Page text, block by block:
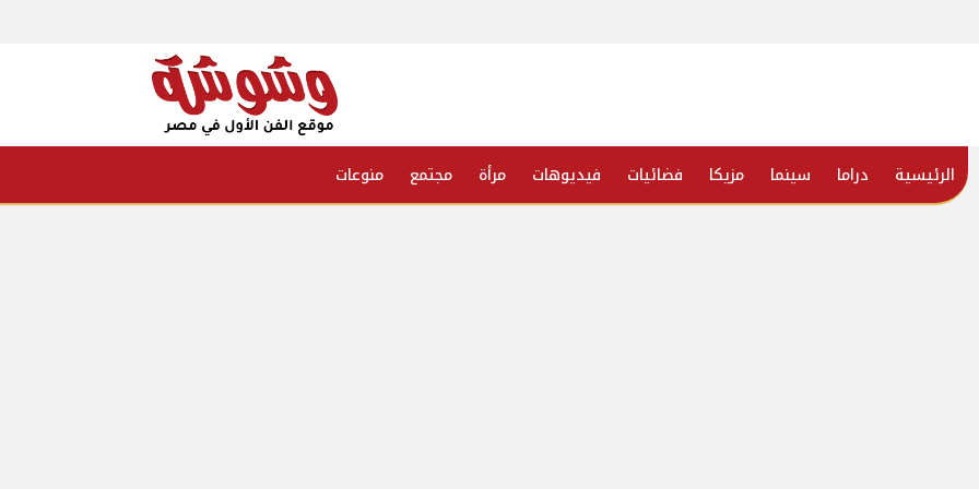
الرئيسية دراما سينما مزيكا فضائيات فيديوهات مرأة مجتمع منوعات